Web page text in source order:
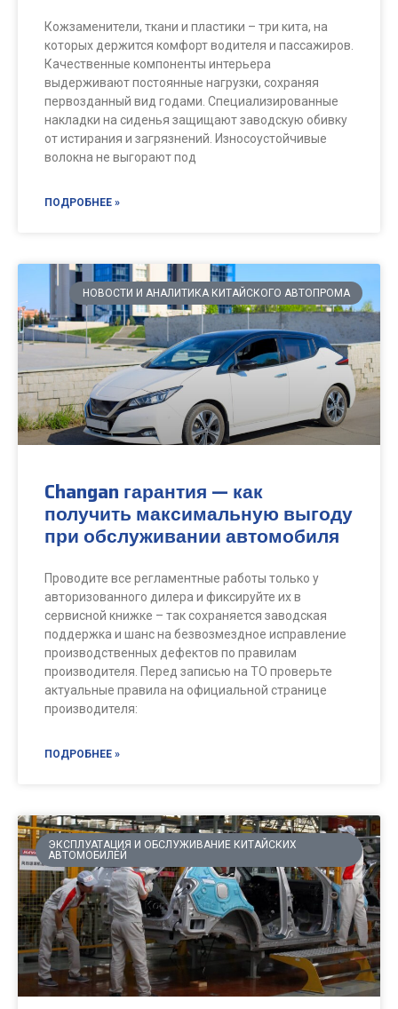
Кожзаменители, ткани и пластики – три кита, на
которых держится комфорт водителя и пассажиров.
Качественные компоненты интерьера
выдерживают постоянные нагрузки, сохраняя
первозданный вид годами. Специализированные
накладки на сиденья защищают заводскую обивку
от истирания и загрязнений. Износоустойчивые
волокна не выгорают под
ПОДРОБНЕЕ »
НОВОСТИ И АНАЛИТИКА КИТАЙСКОГО АВТОПРОМА
Changan гарантия — как
получить максимальную выгоду
при обслуживании автомобиля
Проводите все регламентные работы только у
авторизованного дилера и фиксируйте их в
сервисной книжке – так сохраняется заводская
поддержка и шанс на безвозмездное исправление
производственных дефектов по правилам
производителя. Перед записью на ТО проверьте
актуальные правила на официальной странице
производителя:
ПОДРОБНЕЕ »
ЭКСПЛУАТАЦИЯ И ОБСЛУЖИВАНИЕ КИТАЙСКИХ
АВТОМОБИЛЕЙ